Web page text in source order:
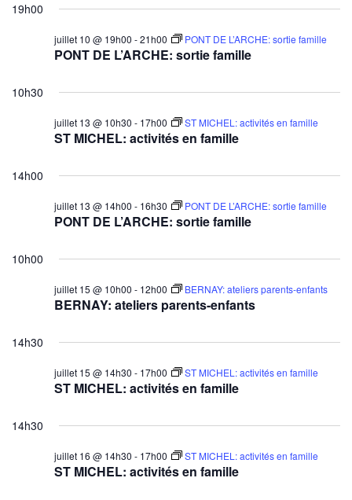
19h00
PONT DE L’ARCHE: sortie famille
juillet 10 @ 19h00 -21h00 PONT DE L’ARCHE: sortie famille
10h30
ST MICHEL: activités en famille
juillet 13 @ 10h30 - 17h00 ST MICHEL: activités en famille
14h00
PONT DE L’ARCHE: sortie famille
juillet 13 @ 14h00 - 16h30 PONT DE L’ARCHE: sortie famille
10h00
BERNAY: ateliers parents-enfants
juillet 15 @ 10h00 - 12h00 BERNAY: ateliers parents-enfants
14h30
ST MICHEL: activités en famille
juillet 15 @ 14h30 - 17h00 ST MICHEL: activités en famille
14h30
ST MICHEL: activités en famille
juillet 16 @ 14h30 - 17h00 ST MICHEL: activités en famille